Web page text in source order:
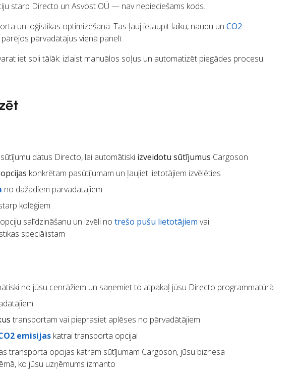
starp Directo un Asvost OÜ — nav nepieciešams kods.
un loģistikas optimizēšanā. Tas ļauj ietaupīt laiku, naudu un CO2
pārvadātājus vienā panelī.
iet soli tālāk: izlaist manuālos soļus un automatizēt piegādes procesu.
datus Directo, lai automātiski izveidotu sūtījumus Cargoson
konkrētam pasūtījumam un ļaujiet lietotājiem izvēlēties
no dažādiem pārvadātājiem
kolēģiem
salīdzināšanu un izvēli no trešo pušu lietotājiem vai
speciālistam
no jūsu cenrāžiem un saņemiet to atpakaļ jūsu Directo programmatūrā
transportam vai pieprasiet aplēses no pārvadātājiem
emisijas katrai transporta opcijai
transporta opcijas katram sūtījumam Cargoson, jūsu biznesa
ko jūsu uzņēmums izmanto